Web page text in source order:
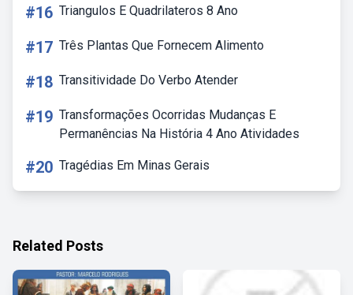
#16 Triangulos E Quadrilateros 8 Ano
#17 Três Plantas Que Fornecem Alimento
#18 Transitividade Do Verbo Atender
#19 Transformações Ocorridas Mudanças E
Permanências Na História 4 Ano Atividades
#20 Tragédias Em Minas Gerais
Related Posts